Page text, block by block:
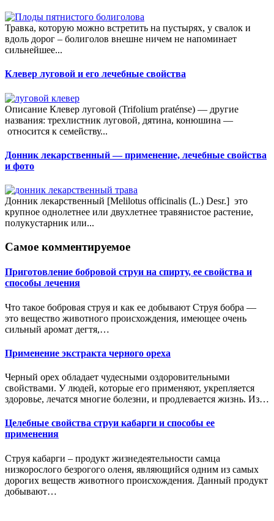
Травка, которую можно встретить на пустырях, у свалок и
вдоль дорог – болиголов внешне ничем не напоминает
сильнейшее...
Клевер луговой и его лечебные свойства
Описание Клевер луговой (Trifolium praténse) — другие
названия: трехлистник луговой, дятина, конюшина —
относится к семейству...
Донник лекарственный — применение, лечебные свойства
и фото
Донник лекарственный [Melilotus officinalis (L.) Desr.] это
крупное однолетнее или двухлетнее травянистое растение,
полукустарник или...
Самое комментируемое
Приготовление бобровой струи на спирту, ее свойства и
способы лечения
Что такое бобровая струя и как ее добывают Струя бобра —
это вещество животного происхождения, имеющее очень
сильный аромат дегтя,…
Применение экстракта черного ореха
Черный орех обладает чудесными оздоровительными
свойствами. У людей, которые его применяют, укрепляется
здоровье, лечатся многие болезни, и продлевается жизнь. Из…
Целебные свойства струи кабарги и способы ее
применения
Струя кабарги – продукт жизнедеятельности самца
низкорослого безрогого оленя, являющийся одним из самых
дорогих веществ животного происхождения. Данный продукт
добывают…